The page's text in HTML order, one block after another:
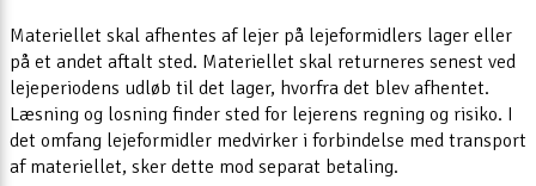
Materiellet skal afhentes af lejer på lejeformidlers lager eller
på et andet aftalt sted. Materiellet skal returneres senest ved
lejeperiodens udløb til det lager, hvorfra det blev afhentet.
Læsning og losning finder sted for lejerens regning og risiko. I
det omfang lejeformidler medvirker i forbindelse med transport
af materiellet, sker dette mod separat betaling.